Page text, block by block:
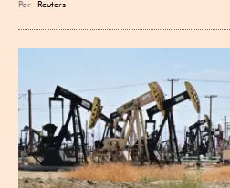
Por Reuters